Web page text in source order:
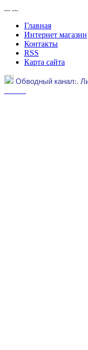
... ...
Главная
Интернет магазин
Контакты
RSS
Карта сайта
Обводный канал:.